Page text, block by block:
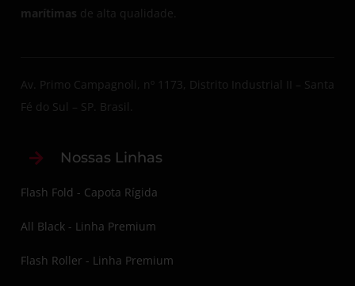
marítimas de alta qualidade.
Av. Primo Campagnoli, nº 1173, Distrito Industrial II – Santa
Fé do Sul – SP. Brasil.
Nossas Linhas
Flash Fold - Capota Rígida
All Black - Linha Premium
Flash Roller - Linha Premium